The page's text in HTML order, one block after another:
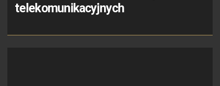
telekomunikacyjnych